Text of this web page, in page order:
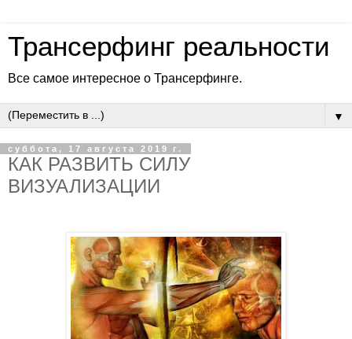
Трансерфинг реальности
Все самое интересное о Трансерфинге.
▼
суббота, 17 августа 2019 г.
КАК РАЗВИТЬ СИЛУ
ВИЗУАЛИЗАЦИИ